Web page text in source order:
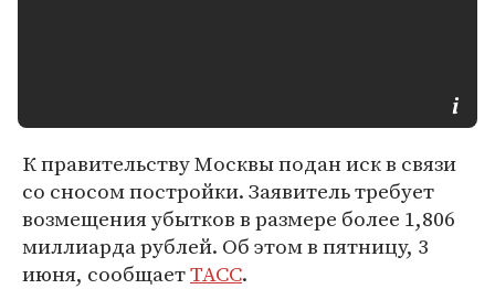
К правительству Москвы подан иск в связи
со сносом постройки. Заявитель требует
возмещения убытков в размере более 1,806
миллиарда рублей. Об этом в пятницу, 3
июня, сообщаетТАСС.